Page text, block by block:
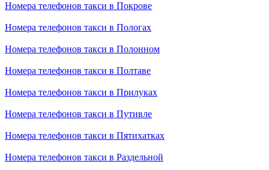
Номера телефонов такси в Покрове
Номера телефонов такси в Пологах
Номера телефонов такси в Полонном
Номера телефонов такси в Полтаве
Номера телефонов такси в Прилуках
Номера телефонов такси в Путивле
Номера телефонов такси в Пятихатках
Номера телефонов такси в Раздельной